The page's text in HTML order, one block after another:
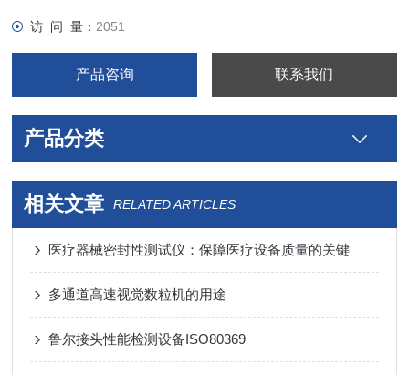
访 问 量： 2051
产品咨询 联系我们
产品分类
相关文章 RELATED ARTICLES
医疗器械密封性测试仪：保障医疗设备质量的关键
多通道高速视觉数粒机的用途
鲁尔接头性能检测设备ISO80369